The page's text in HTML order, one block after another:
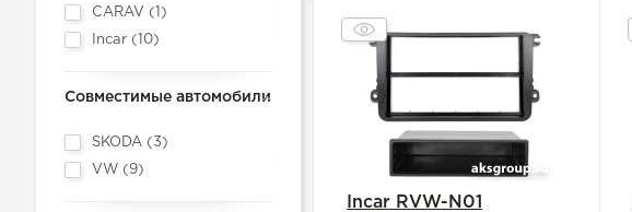
CARAV ( )
Incar ( 10)
Совместимые автомобили
SKODA ( 3)
VW ( 9)
Incar RVW-N01